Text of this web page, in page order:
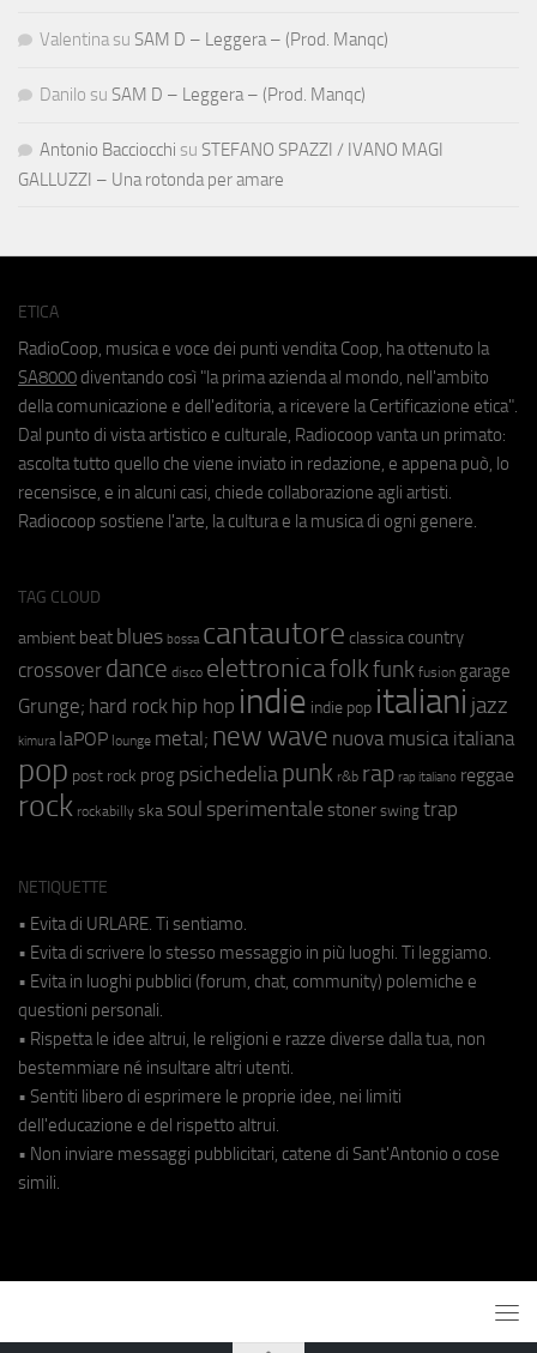
Valentina su SAM D – Leggera – (Prod. Manqc)
Danilo su SAM D – Leggera – (Prod. Manqc)
Antonio Bacciocchi su STEFANO SPAZZI / IVANO MAGI
GALLUZZI – Una rotonda per amare
ETICA
RadioCoop, musica e voce dei punti vendita Coop, ha ottenuto la
SA8000 diventando così "la prima azienda al mondo, nell'ambito
della comunicazione e dell'editoria, a ricevere la Certificazione etica".
Dal punto di vista artistico e culturale, Radiocoop vanta un primato:
ascolta tutto quello che viene inviato in redazione, e appena può, lo
recensisce, e in alcuni casi, chiede collaborazione agli artisti.
Radiocoop sostiene l'arte, la cultura e la musica di ogni genere.
TAG CLOUD
ambient beat blues bossa cantautore classica country
crossover dance disco elettronicafolkfunk fusion garage
Grunge; hard rock hip hop indie indie pop italiani jazz
kimura laPOP lounge metal; new wave nuova musica italiana
pop post rock prog psichedeliapunk r&b rap rap italiano reggae
rock rockabilly ska soul sperimentale stoner swing trap
NETIQUETTE
• Evita di URLARE. Ti sentiamo.
• Evita di scrivere lo stesso messaggio in più luoghi. Ti leggiamo.
• Evita in luoghi pubblici (forum, chat, community) polemiche e
questioni personali.
• Rispetta le idee altrui, le religioni e razze diverse dalla tua, non
bestemmiare né insultare altri utenti.
• Sentiti libero di esprimere le proprie idee, nei limiti
dell'educazione e del rispetto altrui.
• Non inviare messaggi pubblicitari, catene di Sant'Antonio o cose
simili.